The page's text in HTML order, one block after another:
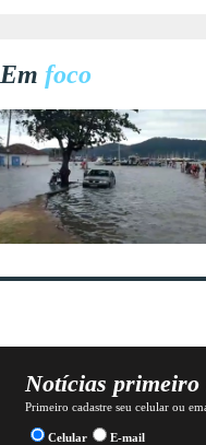
Em foco
Notícias primeiro
Primeiro cadastre seu celular ou
Celular E-mail